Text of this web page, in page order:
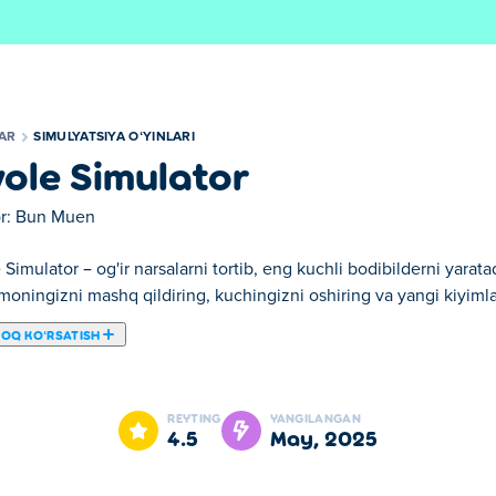
SIMULYATSIYA OʻYINLARI
Simulator
Bun Muen
Simulator – og'ir narsalarni tortib, eng kuchli bodibilderni
mashq qildiring, kuchingizni oshiring va yangi
KOʻRSATISH
o'yinida siz ularning eng kuchli bodibilderiga aylanishingiz
tortib olish sizga o'z xarakteringizni o'rgatish uchun
kuchliroq bo'lasiz va shunchalik ko'p narsalarni tortib
REYTING
4.5
YANGILANGAN
may, 2025